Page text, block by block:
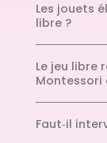
Les jouets
libre ?
Le jeu libre
Montessori
Faut‑il